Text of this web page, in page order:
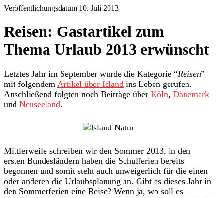
Veröffentlichungsdatum 10. Juli 2013
Reisen: Gastartikel zum
Thema Urlaub 2013 erwünscht
Letztes Jahr im September wurde die Kategorie “Reisen”
mit folgendem Artikel über Island ins Leben gerufen.
Anschließend folgten noch Beiträge über Köln, Dänemark
und Neuseeland.
Mittlerweile schreiben wir den Sommer 2013, in den
ersten Bundesländern haben die Schulferien bereits
begonnen und somit steht auch unweigerlich für die einen
oder anderen die Urlaubsplanung an. Gibt es dieses Jahr in
den Sommerferien eine Reise? Wenn ja, wo soll es